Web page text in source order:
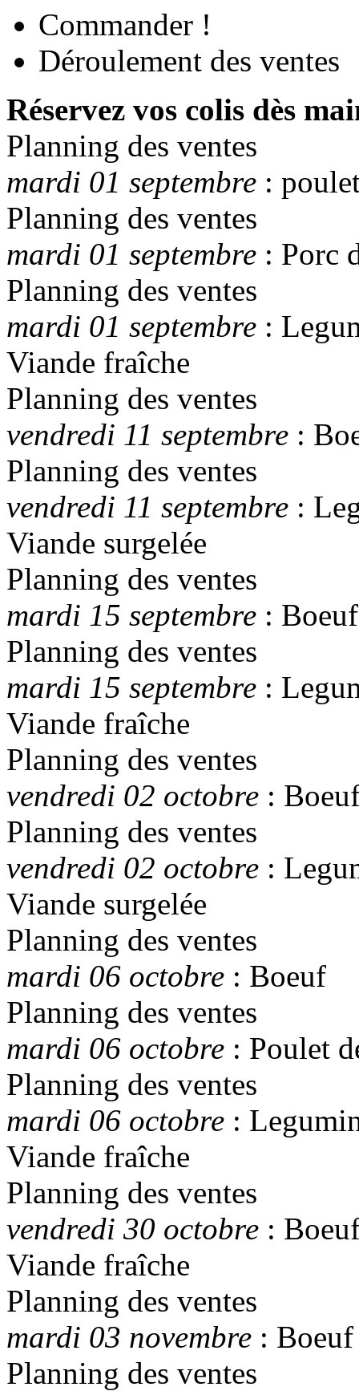
Commander !
Déroulement des ventes
Réservez vos colis dès
Planning des ventes
mardi 01 septembre :
Planning des ventes
mardi 01 septembre : Porc
Planning des ventes
mardi 01 septembre :
Viande fraîche
Planning des ventes
vendredi 11 septembre :
Planning des ventes
vendredi 11 septembre :
Viande surgelée
Planning des ventes
mardi 15 septembre : Boeuf
Planning des ventes
mardi 15 septembre :
Viande fraîche
Planning des ventes
vendredi 02 octobre :
Planning des ventes
vendredi 02 octobre :
Viande surgelée
Planning des ventes
mardi 06 octobre : Boeuf
Planning des ventes
mardi 06 octobre : Poulet
Planning des ventes
mardi 06 octobre :
Viande fraîche
Planning des ventes
vendredi 30 octobre :
Viande fraîche
Planning des ventes
mardi 03 novembre : Boeuf
Planning des ventes